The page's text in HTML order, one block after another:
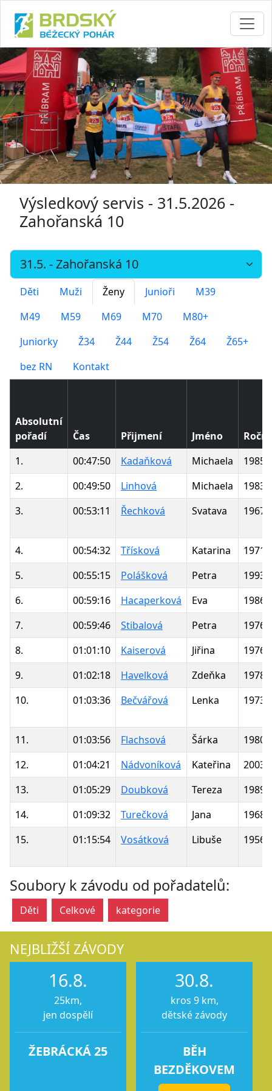
Výsledkový servis - 31.5.2026 -
Zahořanská 10
Děti Muži Ženy Junioři
M39
M49
M59 M69 M70
M80+
Juniorky
Ž34 Ž44 Ž54 Ž64
Ž65+
bez RN
Kontakt
Absolutní
pořadí
Čas Přijmení Jméno
1.
00:47:50 Kadaňková Michaela
1985
2.
00:49:50 Linhová Michaela
1983
3.
00:53:11 Řechková Svatava 1967
4. 00:54:32 Třísková Katarina
1971
5.
00:55:15 Polášková Petra
1993
6.
00:59:16 Hacaperková Eva
1986
7.
00:59:46 Stibalová Petra
1976
8.
01:01:10 Kaiserová Jiřina
1976
9.
01:02:18 Havelková Zdeňka
1978
10.
01:03:36 Bečvářová Lenka 1973
11. 01:03:56 Flachsová Šárka
1980
12.
01:04:21 Nádvoníková Kateřina
2003
13.
01:05:29 Doubková Tereza
1989
14.
01:09:32 Turečková Jana
1968
15.
01:15:54 Vosátková Libuše 1956
Soubory k závodu od pořadatelů:
Děti Celkové kategorie
NEJBLIŽŠÍ ZÁVODY
16.8.
25km,
jen dospělí
ŽEBRÁCKÁ 25
30.8.
kros 9 km,
dětské závody
BĚH
BEZDĚKOVEM